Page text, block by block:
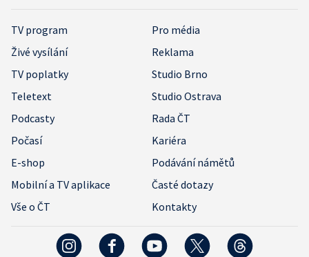
TV program
Pro média
Živé vysílání
Reklama
TV poplatky
Studio Brno
Teletext
Studio Ostrava
Podcasty
Rada ČT
Počasí
Kariéra
E-shop
Podávání námětů
Mobilní a TV aplikace
Časté dotazy
Vše o ČT
Kontakty